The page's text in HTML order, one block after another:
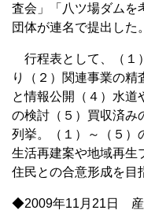
査会」「八ツ場ダムを
団体が連名で提出した。
行程表として、（１
り（２）関連事業の精
と情報公開（４）水道
の検討（５）買収済
列挙。（１）～（５）
生活再建案や地域再生
住民との合意形成を目
◆2009年11月21日 産